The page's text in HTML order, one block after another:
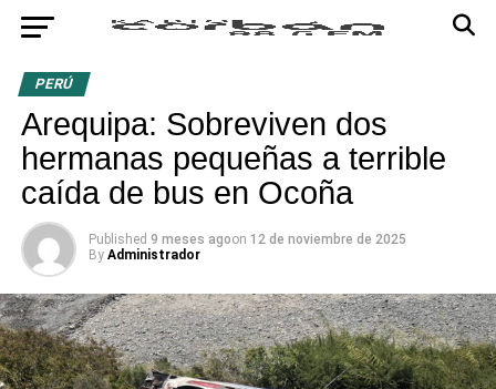
PERÚ
Arequipa: Sobreviven dos
hermanas pequeñas a terrible
caída de bus en Ocoña
Published 9 meses agoon 12 de noviembre de 2025
By Administrador